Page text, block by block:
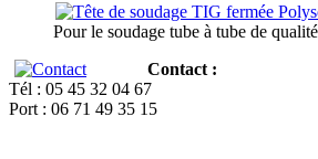
Pour le soudage tube à tube de
Contact :
Tél : 05 45 32 04 67
Port : 06 71 49 35 15